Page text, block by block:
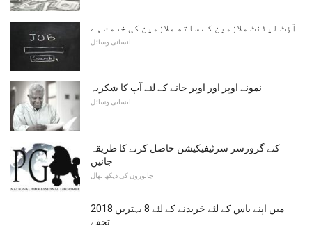
آؤٹ لیٹنٹ ملازمین کے ساتھ ملازمین کی خدمت ہے
انسانی وسائل
نمونے اوپر اور اوپر جانے کے لئے آپ کا شکریہ
انسانی وسائل
کتے گرورسر سرٹیفیکیشن حاصل کرنے کا طریقہ
جانیں
جانوروں کی دیکھ بھال
2018 میں اپنے باس کے لئے خریدنے کے لئے 8 بہترین
تحفے